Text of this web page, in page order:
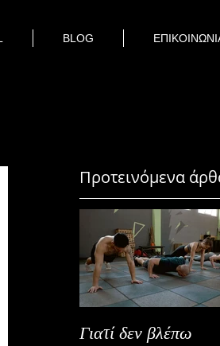
Προτεινόμενα
Γιατί δεν βλέπω
BLOG